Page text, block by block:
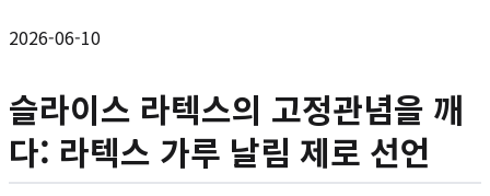
2026-06-10
슬라이스 라텍스의 고정관념을 깨
다: 라텍스 가루 날림 제로 선언